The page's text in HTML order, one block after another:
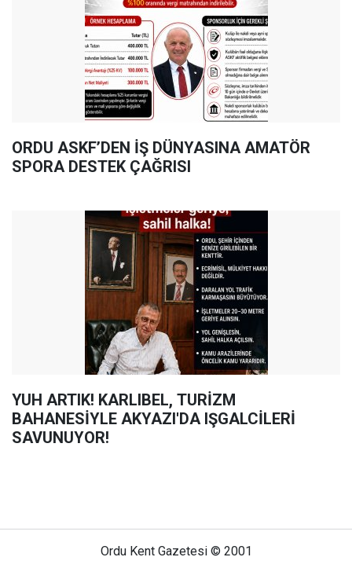
ORDU ASKF’DEN İŞ DÜNYASINA AMATÖR
SPORA DESTEK ÇAĞRISI
YUH ARTIK! KARLIBEL, TURİZM
BAHANESİYLE AKYAZI'DA IŞGALCİLERİ
SAVUNUYOR!
Ordu Kent Gazetesi © 2001